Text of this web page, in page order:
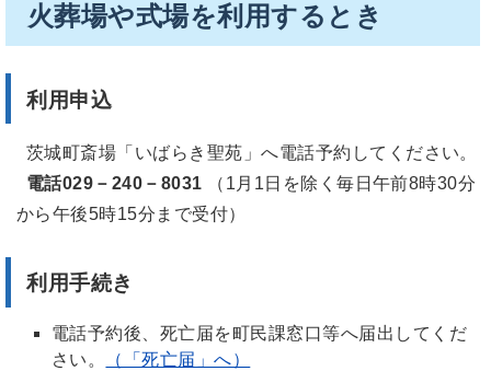
火葬場や式場を利用するとき
利用申込
茨城町斎場「いばらき聖苑」へ電話予約してください。
電話029－240－8031
（1月1日を除く毎日午前8時30分
から午後5時15分まで受付）
利用手続き
電話予約後、死亡届を町民課窓口等へ届出してくだ
さい。
（「死亡届」へ）